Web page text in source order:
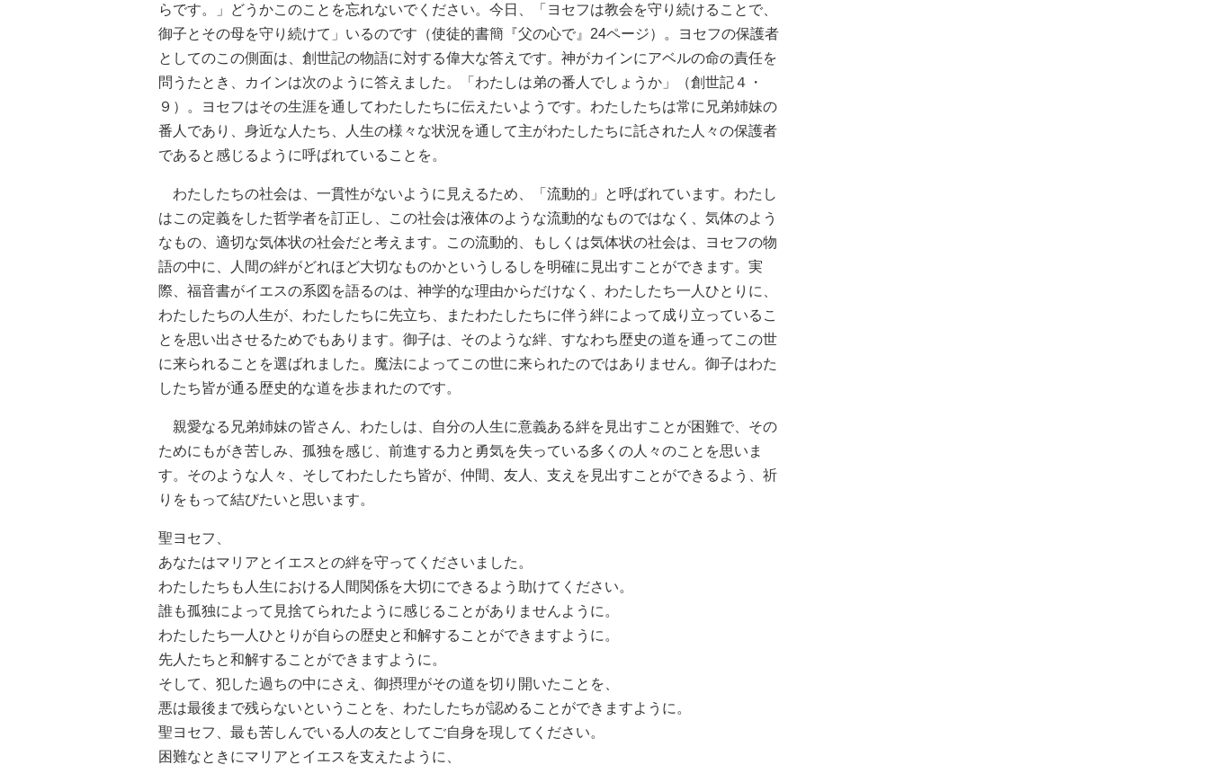
らです。」どうかこのことを忘れないでください。今日、「ヨセフは教会を守り続けることで、
御子とその母を守り続けて」いるのです（使徒的書簡『父の心で』24ページ）。ヨセフの保護者
としてのこの側面は、創世記の物語に対する偉大な答えです。神がカインにアベルの命の責任を
問うたとき、カインは次のように答えました。「わたしは弟の番人でしょうか」（創世記４・
９）。ヨセフはその生涯を通してわたしたちに伝えたいようです。わたしたちは常に兄弟姉妹の
番人であり、身近な人たち、人生の様々な状況を通して主がわたしたちに託された人々の保護者
であると感じるように呼ばれていることを。
わたしたちの社会は、一貫性がないように見えるため、「流動的」と呼ばれています。わたし
はこの定義をした哲学者を訂正し、この社会は液体のような流動的なものではなく、気体のよう
なもの、適切な気体状の社会だと考えます。この流動的、もしくは気体状の社会は、ヨセフの物
語の中に、人間の絆がどれほど大切なものかというしるしを明確に見出すことができます。実
際、福音書がイエスの系図を語るのは、神学的な理由からだけなく、わたしたち一人ひとりに、
わたしたちの人生が、わたしたちに先立ち、またわたしたちに伴う絆によって成り立っているこ
とを思い出させるためでもあります。御子は、そのような絆、すなわち歴史の道を通ってこの世
に来られることを選ばれました。魔法によってこの世に来られたのではありません。御子はわた
したち皆が通る歴史的な道を歩まれたのです。
親愛なる兄弟姉妹の皆さん、わたしは、自分の人生に意義ある絆を見出すことが困難で、その
ためにもがき苦しみ、孤独を感じ、前進する力と勇気を失っている多くの人々のことを思いま
す。そのような人々、そしてわたしたち皆が、仲間、友人、支えを見出すことができるよう、祈
りをもって結びたいと思います。
聖ヨセフ、
あなたはマリアとイエスとの絆を守ってくださいました。
わたしたちも人生における人間関係を大切にできるよう助けてください。
誰も孤独によって見捨てられたように感じることがありませんように。
わたしたち一人ひとりが自らの歴史と和解することができますように。
先人たちと和解することができますように。
そして、犯した過ちの中にさえ、御摂理がその道を切り開いたことを、
悪は最後まで残らないということを、わたしたちが認めることができますように。
聖ヨセフ、最も苦しんでいる人の友としてご自身を現してください。
困難なときにマリアとイエスを支えたように、